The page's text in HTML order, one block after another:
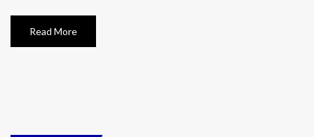
Read More